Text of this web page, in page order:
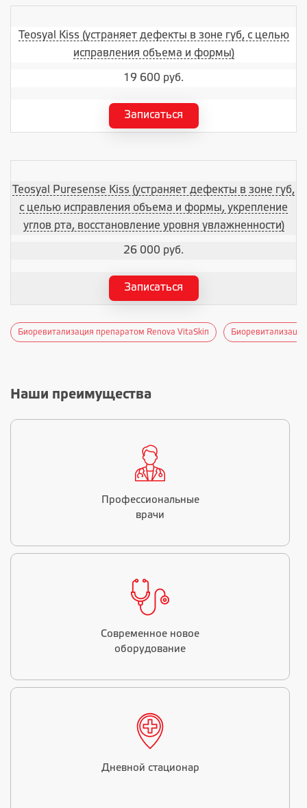
Teosyal Kiss (устраняет дефекты в зоне губ, с целью
исправления объема и формы)
19 600 руб.
Записаться
Teosyal Puresense Kiss (устраняет дефекты в зоне губ,
с целью исправления объема и формы, укрепление
углов рта, восстановление уровня увлажненности)
26 000 руб.
Записаться
Биоревитализация препаратом Renova VitaSkiп
Наши преимущества
Профессиональные
врачи
Современное новое
оборудование
Дневной стационар